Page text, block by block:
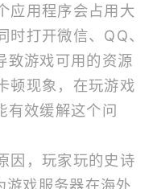
应用程序会占用大
时打开微信、QQ、
致游戏可用的资源
顿现象，在玩游戏
有效缓解这个问
因，玩家玩的史诗
戏服务器在海外